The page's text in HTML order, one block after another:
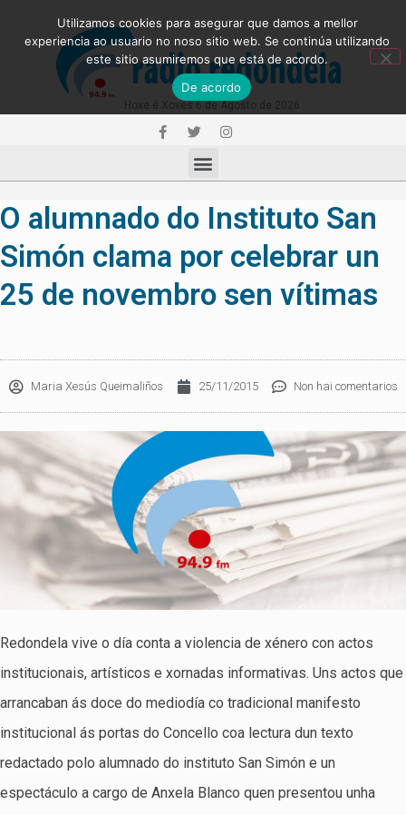
O alumnado do Instituto San
Simón clama por celebrar un
25 de novembro sen vítimas
Maria Xesús Queimaliños 25/11/2015 Non hai comentarios
Redondela vive o día conta a violencia de xénero con actos
institucionais, artísticos e xornadas informativas. Uns actos que
arrancaban ás doce do mediodía co tradicional manifesto
institucional ás portas do Concello coa lectura dun texto
redactado polo alumnado do instituto San Simón e un
espectáculo a cargo de Anxela Blanco quen presentou unha
Utilizamos cookies para asegurar que damos a mellor
experiencia ao usuario no noso sitio web. Se continúa utilizando
este sitio asumiremos que está de acordo.
De acordo